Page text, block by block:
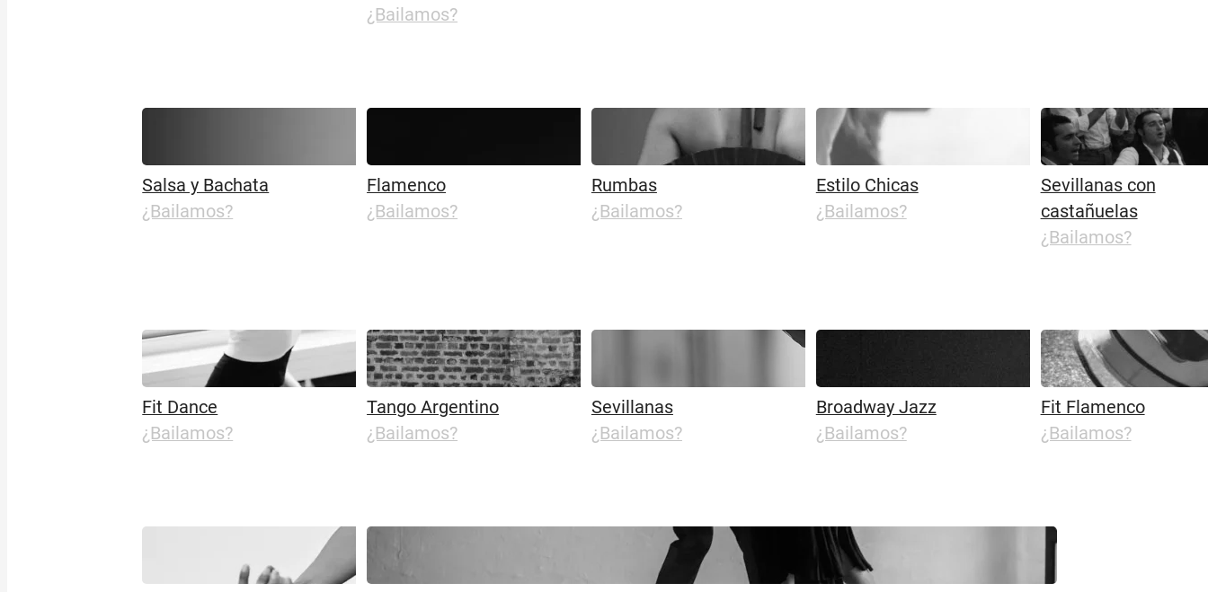
¿Bailamos?
Salsa y Bachata
¿Bailamos?
Flamenco
¿Bailamos?
Rumbas
¿Bailamos?
Estilo Chicas
¿Bailamos?
Sevillanas con
castañuelas
¿Bailamos?
Fit Dance
¿Bailamos?
Tango Argentino
¿Bailamos?
Sevillanas
¿Bailamos?
Broadway Jazz
¿Bailamos?
Fit Flamenco
¿Bailamos?